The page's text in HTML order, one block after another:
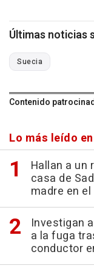
Últimas noticias
Suecia
Contenido
Lo más leído
Hallan a un
casa de
madre en
Investigan
a la fuga
conductor